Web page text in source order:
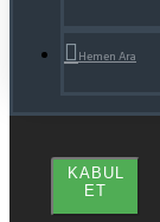
Hemen Ara
KABUL
ET